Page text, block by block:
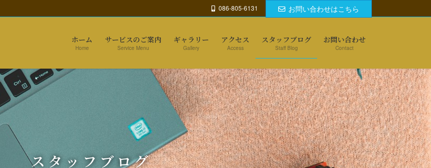
086-805-6131 お問い合わせはこちら
ホーム
Home
サービスのご案内
Service Menu
ギャラリー
Gallery
アクセス
Access
スタッフブログ
Staff Blog
お問い合わせ
Contact
スタッフブログ